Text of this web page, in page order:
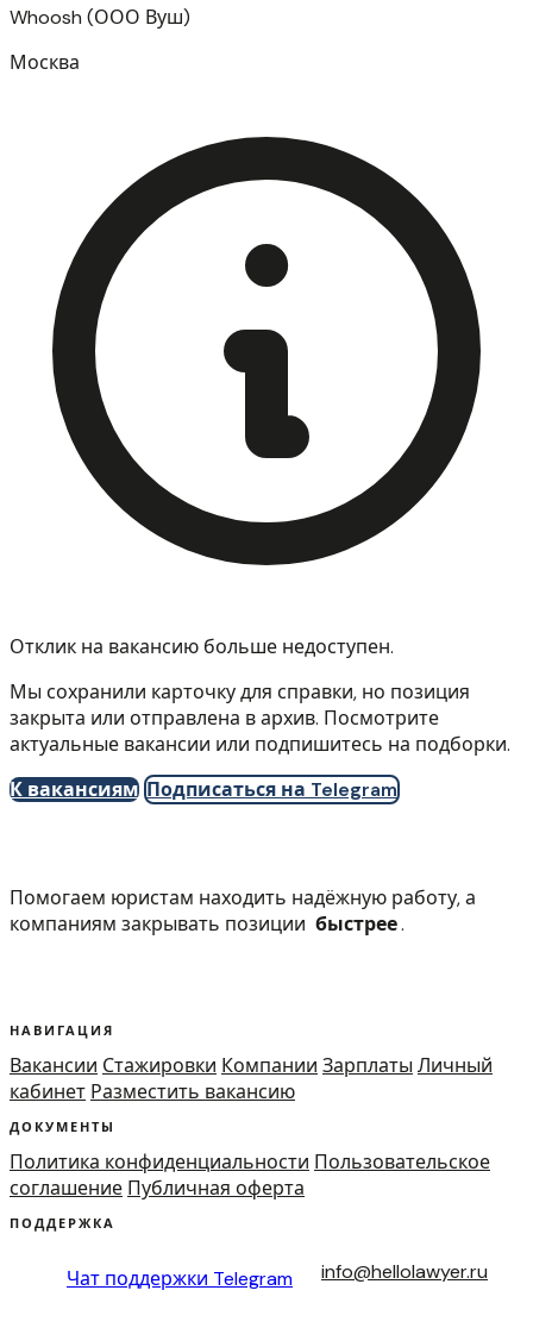
Whoosh (ООО Вуш)
Москва
Отклик на вакансию больше недоступен.
Мы сохранили карточку для справки, но позиция
закрыта или отправлена в архив. Посмотрите
актуальные вакансии или подпишитесь на подборки.
К вакансиям Подписаться на Telegram
Помогаем юристам находить надёжную работу, а
компаниям закрывать позиции быстрее.
НАВИГАЦИЯ
Вакансии Стажировки Компании Зарплаты Личный
кабинет Разместить вакансию
ДОКУМЕНТЫ
Политика конфиденциальности Пользовательское
соглашение Публичная оферта
ПОДДЕРЖКА
Чат поддержки Telegram info@hellolawyer.ru